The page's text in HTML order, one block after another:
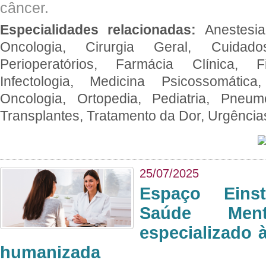
câncer.
Especialidades relacionadas:
Oncologia, Cirurgia Geral,
Perioperatórios, Farmácia Clínica,
Infectologia, Medicina
Oncologia, Ortopedia, Pediatria,
Transplantes, Tratamento da Dor,
25/07/2025
Espaço
Saúde
especializado
humanizada